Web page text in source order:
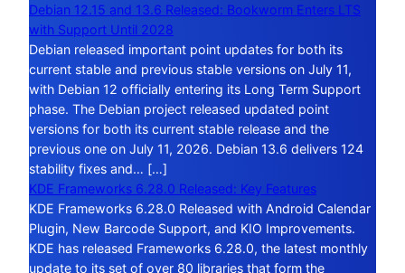
Debian 12.15 and 13.6 Released: Bookworm Enters LTS
with Support Until 2028
Debian released important point updates for both its
current stable and previous stable versions on July 11,
with Debian 12 officially entering its Long Term Support
phase. The Debian project released updated point
versions for both its current stable release and the
previous one on July 11, 2026. Debian 13.6 delivers 124
stability fixes and… […]
KDE Frameworks 6.28.0 Released: Key Features
KDE Frameworks 6.28.0 Released with Android Calendar
Plugin, New Barcode Support, and KIO Improvements.
KDE has released Frameworks 6.28.0, the latest monthly
update to its set of over 80 libraries that form the